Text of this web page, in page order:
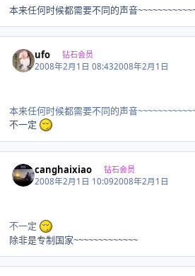
本来任何时候都需要不同的声音
ufo 钻石会员
2008年2月1日 08:432008年2月1日
本来任何时候都需要不同的声音
不一定
canghaixiao 钻石会员
2008年2月1日 10:092008年2月1日
不一定
除非是专制国家~~~~~~~~~~~~~